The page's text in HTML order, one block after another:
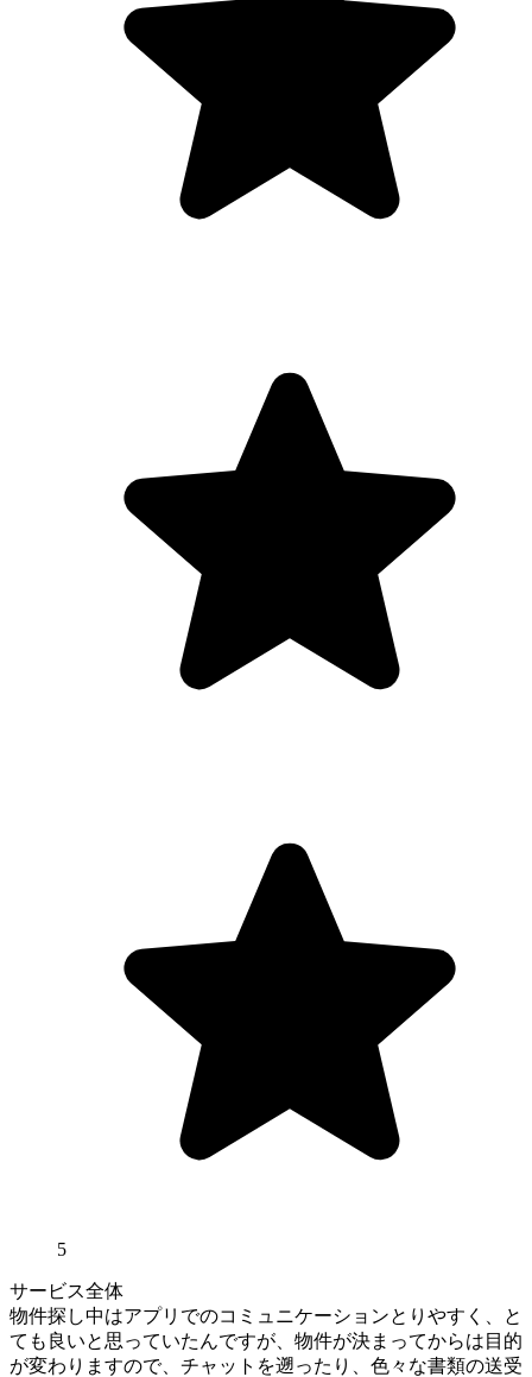
5
サービス全体
物件探し中はアプリでのコミュニケーションとりやすく、と
ても良いと思っていたんですが、物件が決まってからは目的
が変わりますので、チャットを遡ったり、色々な書類の送受